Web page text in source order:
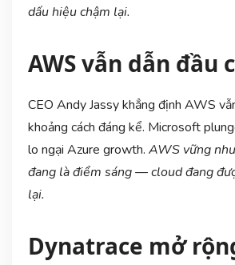
dấu hiệu chậm lại.
AWS vẫn dẫn đầu
CEO Andy Jassy khẳng định AWS
khoảng cách đáng kể. Microsoft
lo ngại Azure growth. AWS vững
đang là điểm sáng — cloud đang
lại.
Dynatrace mở